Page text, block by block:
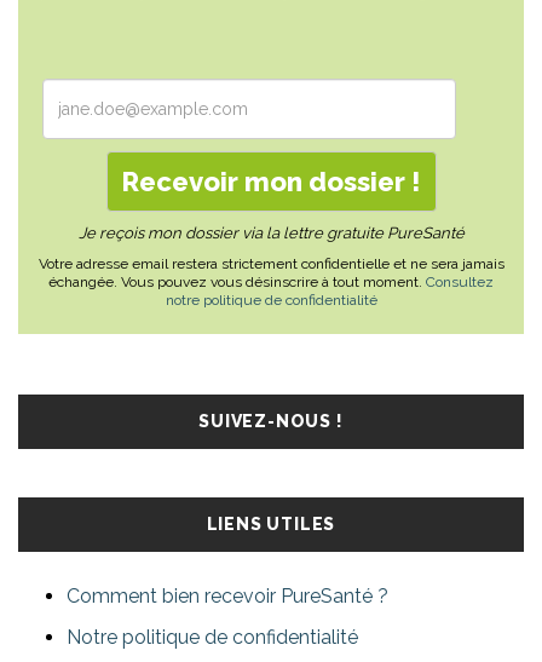
Je reçois mon dossier via la lettre gratuite PureSanté
Votre adresse email restera strictement confidentielle et ne sera jamais
échangée. Vous pouvez vous désinscrire à tout moment. Consultez
notre politique de confidentialité
SUIVEZ-NOUS !
LIENS UTILES
Comment bien recevoir PureSanté ?
Notre politique de confidentialité